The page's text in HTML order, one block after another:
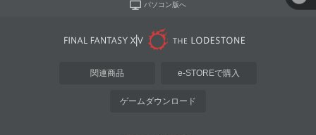
パソコン版へ
関連商品 e-STOREで購入
ゲームダウンロード